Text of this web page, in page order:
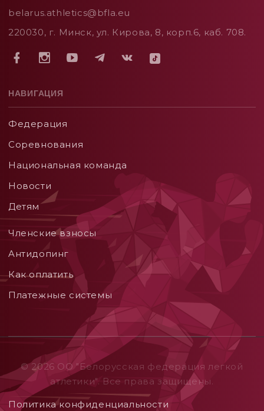
belarus.athletics@bfla.eu
220030, г. Минск, ул. Кирова, 8, корп.6, каб. 708.
НАВИГАЦИЯ
Федерация
Соревнования
Национальная команда
Новости
Детям
Членские взносы
Aнтидопинг
Как оплатить
Платежные системы
© 2026 ОO "Белорусская федерация легкой
атлетики". Все права защищены.
Политика конфиденциальности